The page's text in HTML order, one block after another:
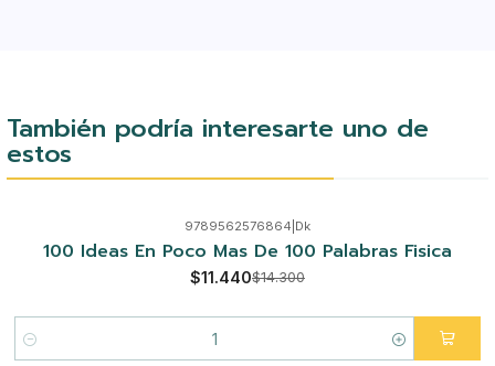
También podría interesarte uno de
estos
-20%
9789562576864 Dk
100 Ideas En Poco Mas De 100 Palabras Fisica
$11.440$14.300
Cantidad